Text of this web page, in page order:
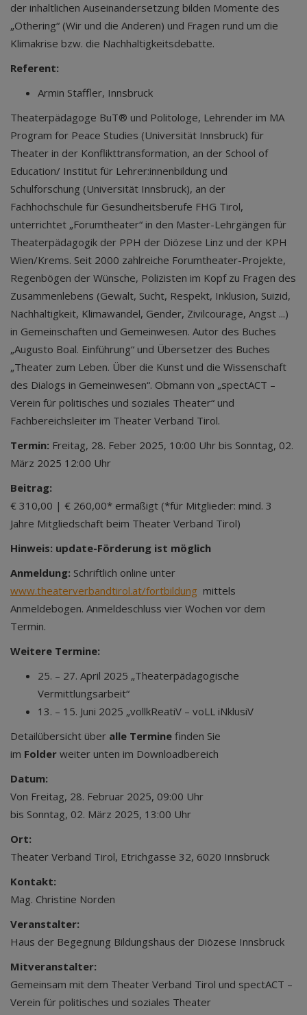
der inhaltlichen Auseinandersetzung bilden Momente des
„Othering“ (Wir und die Anderen) und Fragen rund um die
Klimakrise bzw. die Nachhaltigkeitsdebatte.
Referent:
Armin Staffler, Innsbruck
Theaterpädagoge BuT® und Politologe, Lehrender im MA
Program for Peace Studies (Universität Innsbruck) für
Theater in der Konflikttransformation, an der School of
Education/ Institut für Lehrer:innenbildung und
Schulforschung (Universität Innsbruck), an der
Fachhochschule für Gesundheitsberufe FHG Tirol,
unterrichtet „Forumtheater“ in den Master-Lehrgängen für
Theaterpädagogik der PPH der Diözese Linz und der KPH
Wien/Krems. Seit 2000 zahlreiche Forumtheater-Projekte,
Regenbögen der Wünsche, Polizisten im Kopf zu Fragen des
Zusammenlebens (Gewalt, Sucht, Respekt, Inklusion, Suizid,
Nachhaltigkeit, Klimawandel, Gender, Zivilcourage, Angst ...)
in Gemeinschaften und Gemeinwesen. Autor des Buches
„Augusto Boal. Einführung“ und Übersetzer des Buches
„Theater zum Leben. Über die Kunst und die Wissenschaft
des Dialogs in Gemeinwesen“. Obmann von „spectACT –
Verein für politisches und soziales Theater“ und
Fachbereichsleiter im Theater Verband Tirol.
Termin: Freitag, 28. Feber 2025, 10:00 Uhr bis Sonntag, 02.
März 2025 12:00 Uhr
Beitrag:
€ 310,00 | € 260,00* ermäßigt (*für Mitglieder: mind. 3
Jahre Mitgliedschaft beim Theater Verband Tirol)
Hinweis: update-Förderung ist möglich
Anmeldung: Schriftlich online unter
www.theaterverbandtirol.at/fortbildung mittels
Anmeldebogen. Anmeldeschluss vier Wochen vor dem
Termin.
Weitere Termine:
25. – 27. April 2025 „Theaterpädagogische
Vermittlungsarbeit“
13. – 15. Juni 2025 „vollkReatiV – voLL iNklusiV
Detailübersicht über alle Termine finden Sie
im Folder weiter unten im Downloadbereich
Datum:
Von Freitag, 28. Februar 2025, 09:00 Uhr
bis Sonntag, 02. März 2025, 13:00 Uhr
Ort:
Theater Verband Tirol, Etrichgasse 32, 6020 Innsbruck
Kontakt:
Mag. Christine Norden
Veranstalter:
Haus der Begegnung Bildungshaus der Diözese Innsbruck
Mitveranstalter:
Gemeinsam mit dem Theater Verband Tirol und spectACT –
Verein für politisches und soziales Theater